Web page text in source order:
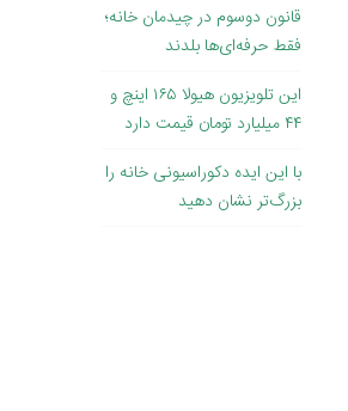
قانون دوسوم در چیدمان خانه؛
فقط حرفه‌ای‌ها بلدند
این تلویزیون هیولا ۱۶۵ اینچ و
۴۴ میلیارد تومان قیمت دارد
با این ایده دکوراسیونی خانه را
بزرگ‌تر نشان دهید